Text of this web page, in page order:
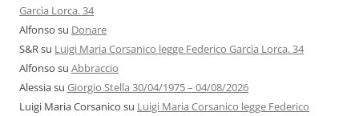
Garcìa Lorca. 34
Alfonso su Donare
S&Rsu Luigi Maria Corsanico legge Federico Garcìa Lorca. 34
Alfonso su Abbraccio
Alessiasu Giorgio Stella 30/04/1975 – 04/08/2026
Luigi Maria Corsanico su Luigi Maria Corsanico legge Federico